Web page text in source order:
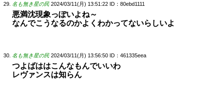
名も無き星の民 2024/03/11(月) 13:51:22 ID：80ebd1111
悪満沈現象っぽいよね～
なんでこうなるのかよくわかってないらしいよ
名も無き星の民 2024/03/11(月) 13:56:50 ID：461335eea
つよばははこんなもんでいいわ
レヴァンスは知らん